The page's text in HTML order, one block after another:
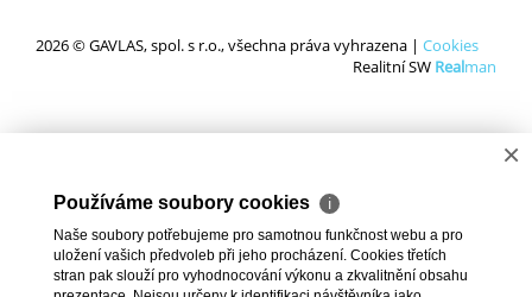
2026 © GAVLAS, spol. s r.o., všechna práva vyhrazena | Cookies
Realitní SW Realman
×
Používáme soubory cookies ℹ
Naše soubory potřebujeme pro samotnou funkčnost webu a pro
uložení vašich předvoleb při jeho procházení. Cookies třetích
stran pak slouží pro vyhodnocování výkonu a zkvalitnění obsahu